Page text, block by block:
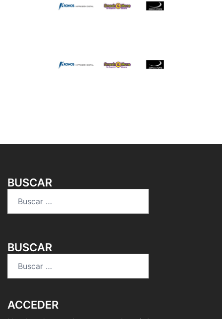
BUSCAR
BUSCAR
ACCEDER